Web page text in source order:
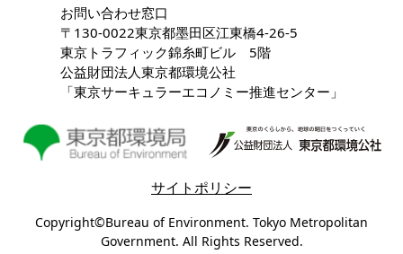
お問い合わせ窓口
〒130-0022東京都墨田区江東橋4-26-5
東京トラフィック錦糸町ビル 5階
公益財団法人東京都環境公社
「東京サーキュラーエコノミー推進センター」
サイトポリシー
Copyright©Bureau of Environment. Tokyo Metropolitan
Government. All Rights Reserved.